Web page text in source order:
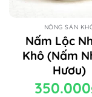
NÔNG SẢN
Nấm Lộc
Khô (Nấm
Hươu)
350.000